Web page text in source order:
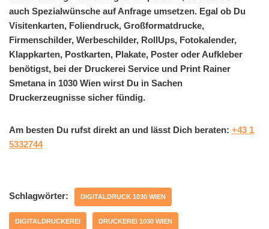
auch Spezialwünsche auf Anfrage umsetzen. Egal ob Du
Visitenkarten, Foliendruck, Großformatdrucke,
Firmenschilder, Werbeschilder, RollUps, Fotokalender,
Klappkarten, Postkarten, Plakate, Poster oder Aufkleber
benötigst, bei der Druckerei Service und Print Rainer
Smetana in 1030 Wien wirst Du in Sachen
Druckerzeugnisse sicher fündig.
Am besten Du rufst direkt an und lässt Dich beraten: +43 1
5332744
Schlagwörter: DIGITALDRUCK 1030 WIEN
DIGITALDRUCKEREI DRUCKEREI 1030 WIEN